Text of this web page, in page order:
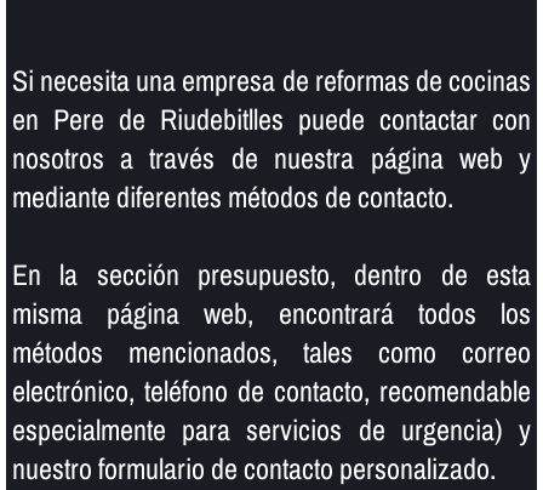
Si necesita una empresa de reformas de cocinas
en Pere de Riudebitlles puede contactar con
nosotros a través de nuestra página web y
mediante diferentes métodos de contacto.
En la sección presupuesto, dentro de esta
misma página web, encontrará todos los
métodos mencionados, tales como correo
electrónico, teléfono de contacto, recomendable
especialmente para servicios de urgencia) y
nuestro formulario de contacto personalizado.